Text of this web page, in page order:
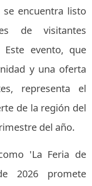
encuentra listo
de visitantes
Este evento, que
y una oferta
representa el
de la región del
del año.
'La Feria de
2026 promete